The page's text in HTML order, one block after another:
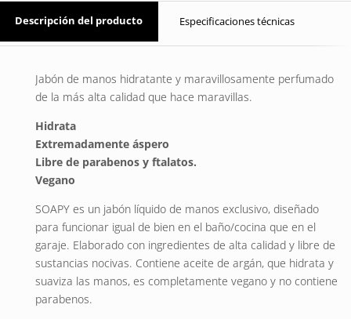
Descripción del producto Especificaciones técnicas
Jabón de manos hidratante y maravillosamente perfumado
de la más alta calidad que hace maravillas.
Hidrata
Extremadamente áspero
Libre de parabenos y ftalatos.
Vegano
SOAPY es un jabón líquido de manos exclusivo, diseñado
para funcionar igual de bien en el baño/cocina que en el
garaje. Elaborado con ingredientes de alta calidad y libre de
sustancias nocivas. Contiene aceite de argán, que hidrata y
suaviza las manos, es completamente vegano y no contiene
parabenos.